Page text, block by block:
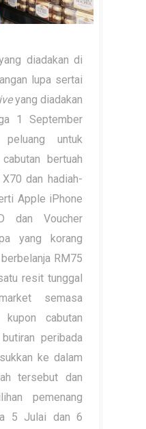
diadakan di
lupa sertai
yang diadakan
1 September
untuk
bertuah
dan hadiah-
Apple iPhone
dan Voucher
yang korang
RM75
resit tunggal
semasa
kupon cabutan
peribada
ke dalam
tersebut dan
pemenang
5 Julai dan 6